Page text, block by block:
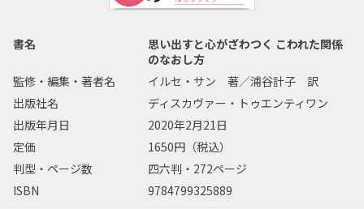
書名
思い出すと心がざわつく こわれた関係
のなおし方
監修・編集・著者名
イルセ・サン 著／浦谷計子 訳
出版社名
ディスカヴァー・トゥエンティワン
出版年月日
2020年2月21日
定価
1650円（税込）
判型・ページ数
四六判・272ページ
ISBN
9784799325889